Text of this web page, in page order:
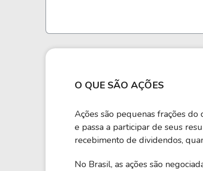
O QUE SÃO AÇÕES
Ações são pequenas frações
e passa a participar de seus
recebimento de dividendos,
No Brasil, as ações são